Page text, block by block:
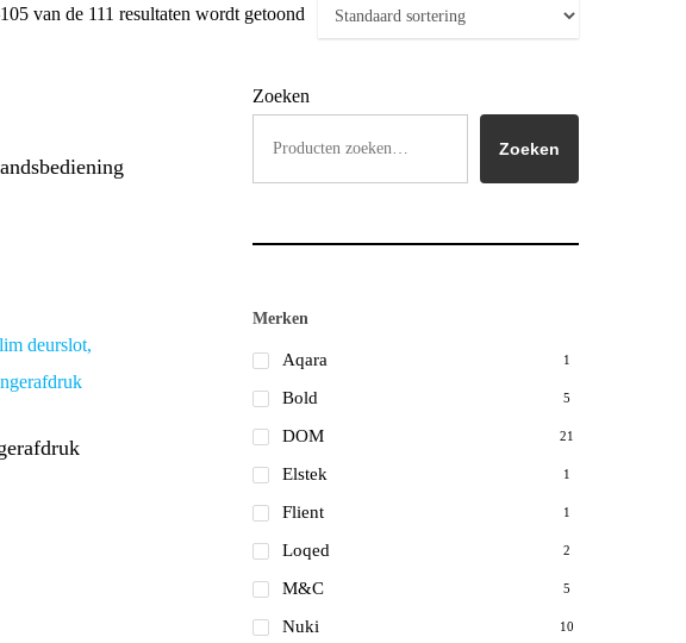
van de 111 resultaten wordt getoond
Zoeken
Zoeken
Merken
Aqara 1
Bold 5
DOM 21
Elstek 1
Flient 1
Loqed 2
M&C 5
Nuki 10